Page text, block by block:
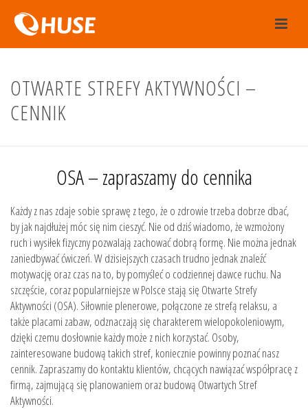
OTWARTE STREFY AKTYWNOŚCI –
CENNIK
OSA – zapraszamy do cennika
Każdy z nas zdaje sobie sprawę z tego, że o zdrowie trzeba dobrze dbać,
by jak najdłużej móc się nim cieszyć. Nie od dziś wiadomo, że wzmożony
ruch i wysiłek fizyczny pozwalają zachować dobrą formę. Nie można jednak
zaniedbywać ćwiczeń. W dzisiejszych czasach trudno jednak znaleźć
motywację oraz czas na to, by pomyśleć o codziennej dawce ruchu. Na
szczęście, coraz popularniejsze w Polsce stają się Otwarte Strefy
Aktywności (OSA). Siłownie plenerowe, połączone ze strefą relaksu, a
także placami zabaw, odznaczają się charakterem wielopokoleniowym,
dzięki czemu dosłownie każdy może z nich korzystać. Osoby,
zainteresowane budową takich stref, koniecznie powinny poznać nasz
cennik. Zapraszamy do kontaktu klientów, chcących nawiązać współpracę z
firmą, zajmującą się planowaniem oraz budową Otwartych Stref
Aktywności.